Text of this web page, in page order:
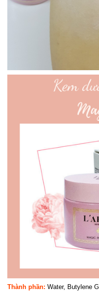
Thành phần: Water, Butylene